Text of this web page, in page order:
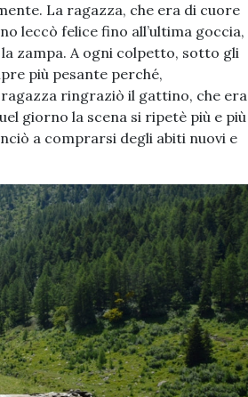
La ragazza, che era di cuore
leccò felice fino all’ultima goccia,
zampa. A ogni colpetto, sotto gli
più pesante perché,
ringraziò il gattino, che era
giorno la scena si ripetè più e più
a comprarsi degli abiti nuovi e